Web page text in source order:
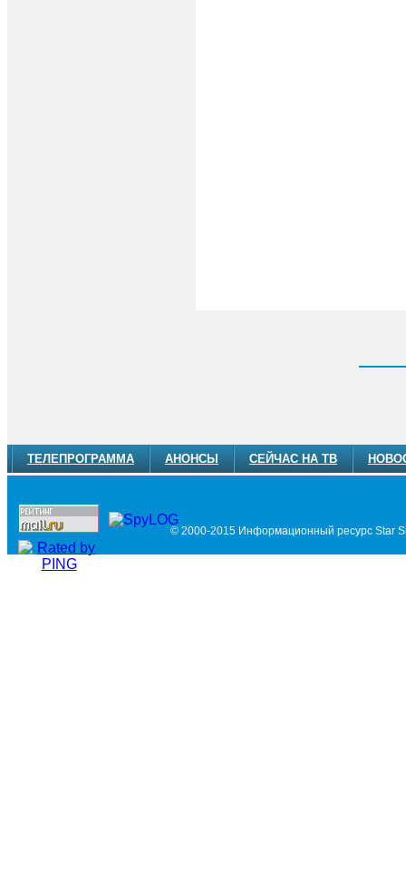
ТЕЛЕПРОГРАММА АНОНСЫ СЕЙЧАС НА ТВ
© 2000-2015 Информационный ресурс Star